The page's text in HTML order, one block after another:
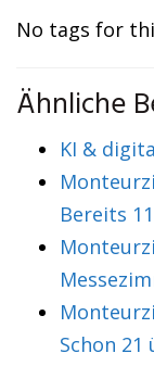
No tags for
Ähnliche
KI &
Bereits
Schon